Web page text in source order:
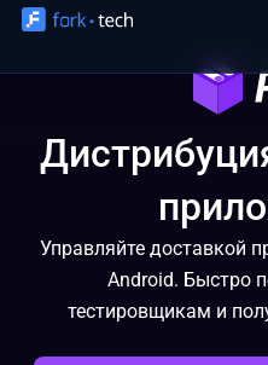
Перейти
Управляйте доставкой
Android. Быстро
тестировщикам и